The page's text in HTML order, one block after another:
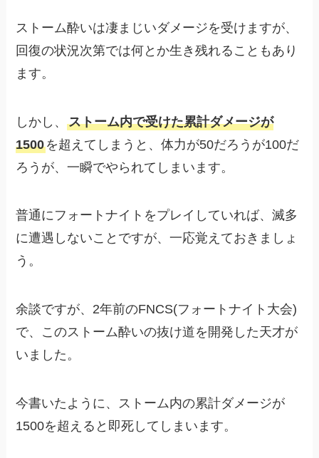
ストーム酔いは凄まじいダメージを受けますが、
回復の状況次第では何とか生き残れることもあり
ます。
しかし、ストーム内で受けた累計ダメージが
1500を超えてしまうと、体力が50だろうが100だ
ろうが、一瞬でやられてしまいます。
普通にフォートナイトをプレイしていれば、滅多
に遭遇しないことですが、一応覚えておきましょ
う。
余談ですが、2年前のFNCS(フォートナイト大会)
で、このストーム酔いの抜け道を開発した天才が
いました。
今書いたように、ストーム内の累計ダメージが
1500を超えると即死してしまいます。